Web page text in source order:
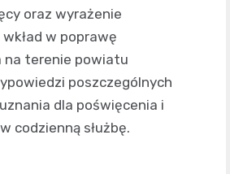
oraz wyrażenie
w poprawę
na terenie powiatu
poszczególnych
dla poświęcenia i
codzienną służbę.